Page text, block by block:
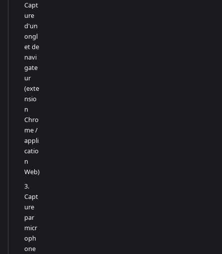
Capt
ure
d'un
ongl
et de
navi
gate
ur
(exte
nsio
n
Chro
me /
appli
catio
n
Web)
3.
Capt
ure
par
micr
oph
one